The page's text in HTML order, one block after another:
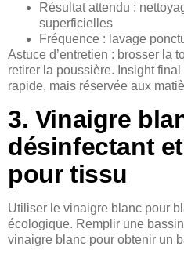
Résultat attendu :
superficielles
Fréquence : lavage
Astuce d’entretien : brosser la
retirer la poussière. Insight
rapide, mais réservée aux
3. Vinaigre
désinfectant
pour tissu
Utiliser le vinaigre blanc pour
écologique. Remplir une
vinaigre blanc pour obtenir un